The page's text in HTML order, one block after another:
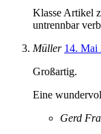
Klasse Artikel
untrennbar
Müller 14. Mai
Großartig.
Eine
Gerd